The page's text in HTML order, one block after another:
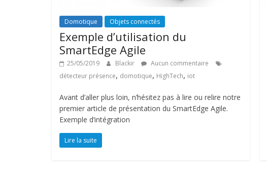
Domotique Objets connectés
Exemple d’utilisation du
SmartEdge Agile
25/05/2019 Blackir
Aucun commentaire
détecteur présence, domotique, HighTech, iot
Avant d’aller plus loin, n’hésitez pas à lire ou relire notre
premier article de présentation du SmartEdge Agile.
Exemple d’intégration
Lire la suite